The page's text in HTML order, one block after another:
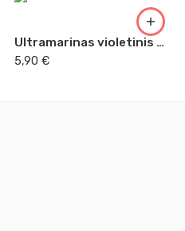
Ultramarinas violetinis Maimeri Acrilico, 200 ml (440)
5,90 €